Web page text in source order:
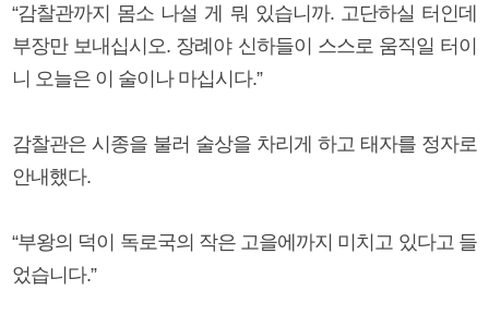
“감찰관까지 몸소 나설 게 뭐 있습니까. 고단하실 터인데
부장만 보내십시오. 장례야 신하들이 스스로 움직일 터이
니 오늘은 이 술이나 마십시다.”
감찰관은 시종을 불러 술상을 차리게 하고 태자를 정자로
안내했다.
“부왕의 덕이 독로국의 작은 고을에까지 미치고 있다고 들
었습니다.”